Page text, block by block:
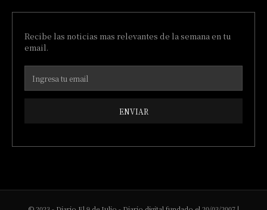
Recibe las noticias mas relevantes de la semana en tu
email.
ENVIAR